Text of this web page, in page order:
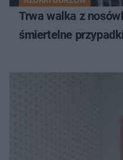
Trwa walka z
śmiertelne